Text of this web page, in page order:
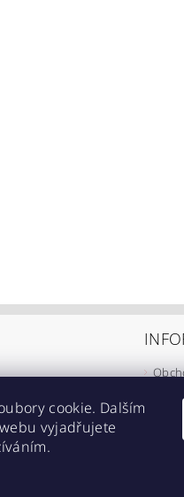
eshopikarus/?
cookie. Dalším
vyjadřujete